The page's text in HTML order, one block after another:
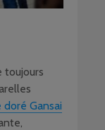
toujours
doré Gansai